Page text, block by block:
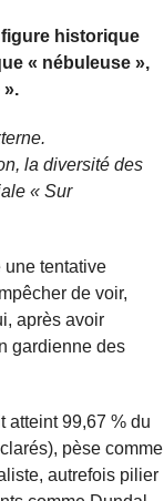
figure historique
« nébuleuse »,
».
la diversité des
« Sur
une tentative
de voir,
après avoir
gardienne des
atteint 99,67 % du
pèse comme
autrefois pilier